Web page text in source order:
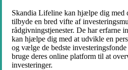
Skandia Lifeline kan hjælpe dig med
tilbyde en bred vifte af
rådgivningstjenester. De har erfarne
kan hjælpe dig med at udvikle en
og vælge de bedste
bruge deres online platform til at
investeringer.